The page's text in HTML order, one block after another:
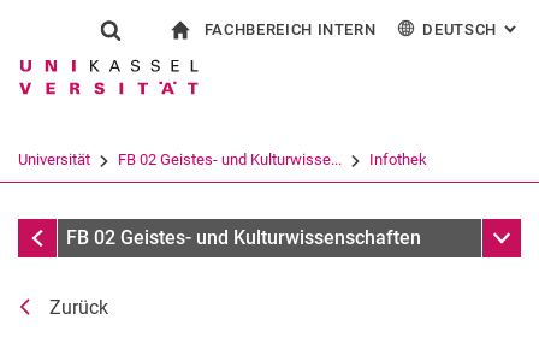
Springe direkt zu: Inhalt
Springe direkt zu: Suche
Springe direkt zu:
Suchformular
Suchbegriff
Suchen (öffnet externen Link in einem
FACHBEREICH INTERN DEUTSCH :
Universität FB 02 Geistes- und Kulturwisse... Infothek
TermineFB 02 Geistes- und Kulturwissenschaften
Zurück